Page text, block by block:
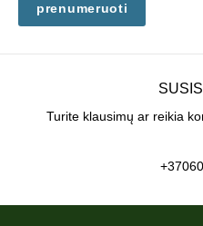
prenumeruoti
Turite klausimų ar reikia